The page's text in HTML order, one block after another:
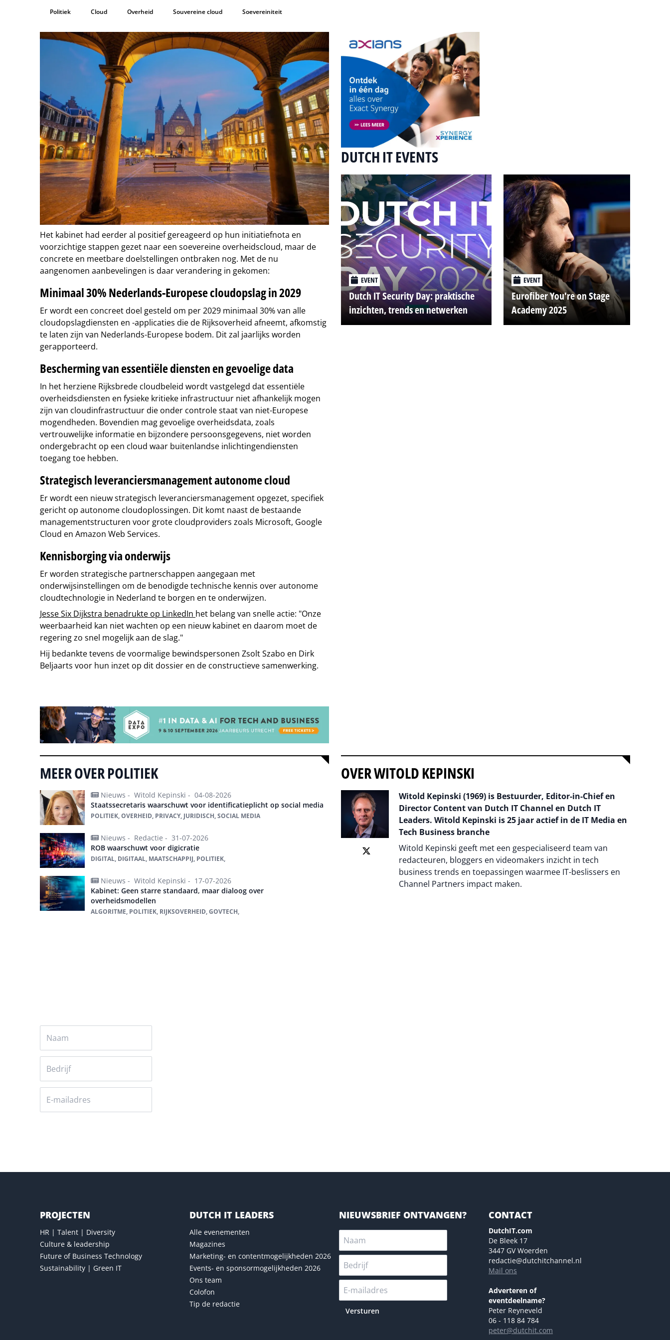
Politiek Cloud Overheid Souvereine cloud Soevereiniteit
Het kabinet had eerder al positief gereageerd op hun initiatiefnota en
voorzichtige stappen gezet naar een soevereine overheidscloud, maar de
concrete en meetbare doelstellingen ontbraken nog. Met de nu
aangenomen aanbevelingen is daar verandering in gekomen:
Minimaal 30% Nederlands-Europese cloudopslag in 2029
Er wordt een concreet doel gesteld om per 2029 minimaal 30% van alle
cloudopslagdiensten en -applicaties die de Rijksoverheid afneemt, afkomstig
te laten zijn van Nederlands-Europese bodem. Dit zal jaarlijks worden
gerapporteerd.
Bescherming van essentiële diensten en gevoelige data
In het herziene Rijksbrede cloudbeleid wordt vastgelegd dat essentiële
overheidsdiensten en fysieke kritieke infrastructuur niet afhankelijk mogen
zijn van cloudinfrastructuur die onder controle staat van niet-Europese
mogendheden. Bovendien mag gevoelige overheidsdata, zoals
vertrouwelijke informatie en bijzondere persoonsgegevens, niet worden
ondergebracht op een cloud waar buitenlandse inlichtingendiensten
toegang toe hebben.
Strategisch leveranciersmanagement autonome cloud
Er wordt een nieuw strategisch leveranciersmanagement opgezet, specifiek
gericht op autonome cloudoplossingen. Dit komt naast de bestaande
managementstructuren voor grote cloudproviders zoals Microsoft, Google
Cloud en Amazon Web Services.
Kennisborging via onderwijs
Er worden strategische partnerschappen aangegaan met
onderwijsinstellingen om de benodigde technische kennis over autonome
cloudtechnologie in Nederland te borgen en te onderwijzen.
Jesse Six Dijkstra benadrukte op LinkedIn het belang van snelle actie: "Onze
weerbaarheid kan niet wachten op een nieuw kabinet en daarom moet de
regering zo snel mogelijk aan de slag."
Hij bedankte tevens de voormalige bewindspersonen Zsolt Szabo en Dirk
Beljaarts voor hun inzet op dit dossier en de constructieve samenwerking.
DUTCH IT EVENTS
EVENT
Dutch IT Security Day: praktische
inzichten, trends en netwerken
EVENT
Eurofiber You're on Stage
Academy 2025
MEER OVER POLITIEK
Nieuws - Witold Kepinski - 04-08-2026
Staatssecretaris waarschuwt voor identificatieplicht op social media
POLITIEK, OVERHEID, PRIVACY, JURIDISCH, SOCIAL MEDIA
Nieuws - Redactie - 31-07-2026
ROB waarschuwt voor digicratie
DIGITAL, DIGITAAL, MAATSCHAPPIJ, POLITIEK,
Nieuws - Witold Kepinski - 17-07-2026
Kabinet: Geen starre standaard, maar dialoog over
overheidsmodellen
ALGORITME, POLITIEK, RIJKSOVERHEID, GOVTECH,
OVER WITOLD KEPINSKI
Witold Kepinski (1969) is Bestuurder, Editor-in-Chief en
Director Content van Dutch IT Channel en Dutch IT
Leaders. Witold Kepinski is 25 jaar actief in de IT Media en
Tech Business branche
Witold Kepinski geeft met een gespecialiseerd team van
redacteuren, bloggers en videomakers inzicht in tech
business trends en toepassingen waarmee IT-beslissers en
Channel Partners impact maken.
PROJECTEN
HR | Talent | Diversity
Culture & leadership
Future of Business Technology
Sustainability | Green IT
DUTCH IT LEADERS
Alle evenementen
Magazines
Marketing- en contentmogelijkheden 2026
Events- en sponsormogelijkheden 2026
Ons team
Colofon
Tip de redactie
NIEUWSBRIEF ONTVANGEN?
Versturen
CONTACT
DutchIT.com
De Bleek 17
3447 GV Woerden
redactie@dutchitchannel.nl
Mail ons
Adverteren of
eventdeelname?
Peter Reyneveld
06 - 118 84 784
peter@dutchit.com